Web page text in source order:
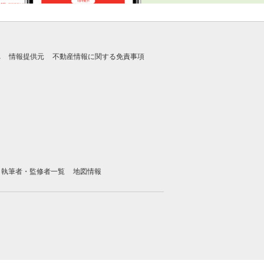
情報提供元 不動産情報に関する免責事項
執筆者・監修者一覧 地図情報